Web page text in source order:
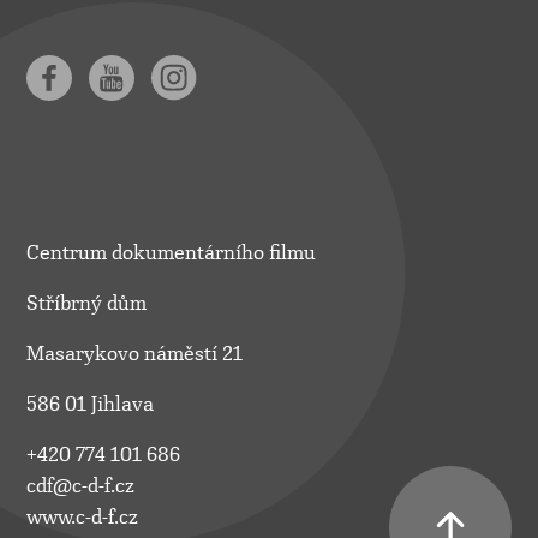
Centrum dokumentárního filmu
Stříbrný dům
Masarykovo náměstí 21
586 01 Jihlava
+420 774 101 686
cdf@c-d-f.cz
www.c-d-f.cz